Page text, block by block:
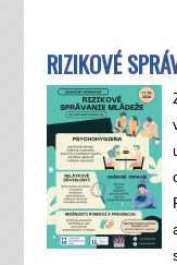
RIZIKOVÉ